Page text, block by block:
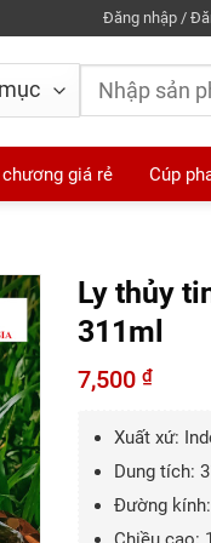
Đăng nhập /
Tìm
kiếm:
giá rẻ Cúp
Ly thủy
311ml
7,500 ₫
Xuất xứ:
Dung tích:
Đường